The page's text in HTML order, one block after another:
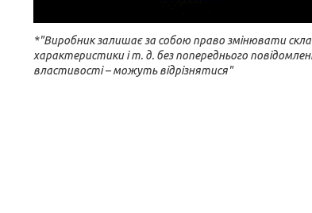
*"Виробник залишає за собою право змінювати
характеристики і т. д. без попереднього
властивості – можуть відрізнятися"